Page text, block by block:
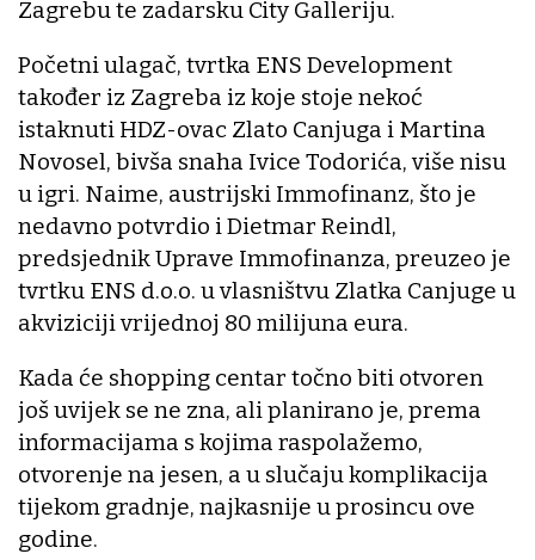
Zagrebu te zadarsku City Galleriju.
Početni ulagač, tvrtka ENS Development
također iz Zagreba iz koje stoje nekoć
istaknuti HDZ-ovac Zlato Canjuga i Martina
Novosel, bivša snaha Ivice Todorića, više nisu
u igri. Naime, austrijski Immofinanz, što je
nedavno potvrdio i Dietmar Reindl,
predsjednik Uprave Immofinanza, preuzeo je
tvrtku ENS d.o.o. u vlasništvu Zlatka Canjuge u
akviziciji vrijednoj 80 milijuna eura.
Kada će shopping centar točno biti otvoren
još uvijek se ne zna, ali planirano je, prema
informacijama s kojima raspolažemo,
otvorenje na jesen, a u slučaju komplikacija
tijekom gradnje, najkasnije u prosincu ove
godine.